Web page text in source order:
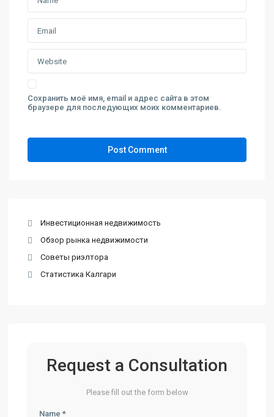
Сохранить моё имя, email и адрес сайта в этом
браузере для последующих моих комментариев.
Инвестиционная недвижимость
Обзор рынка недвижимости
Советы риэлтора
Статистика Калгари
Request a Consultation
Please fill out the form below
Name *